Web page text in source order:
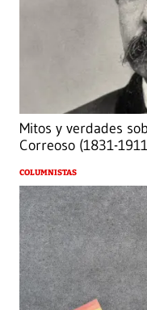
Mitos y verdades
Correoso (1831-
COLUMNISTAS